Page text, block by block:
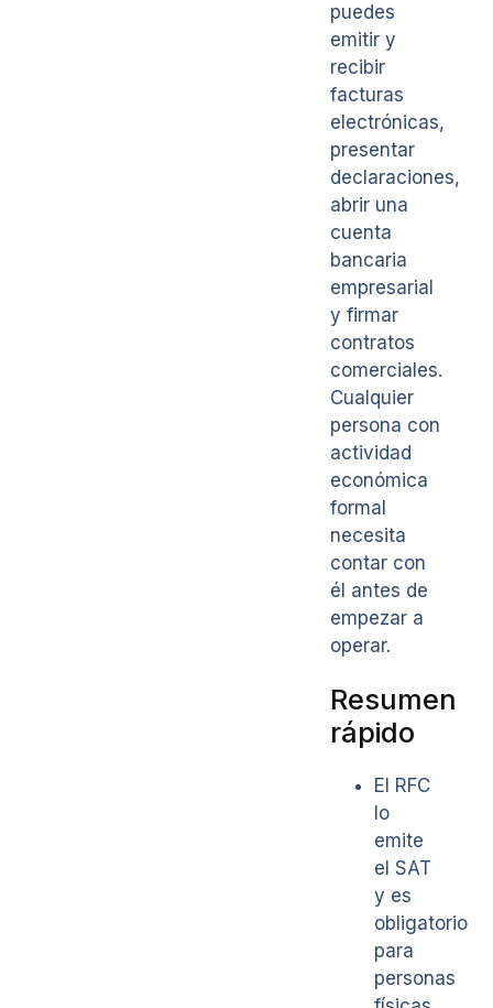
puedes
emitir y
recibir
facturas
electrónicas,
presentar
declaraciones,
abrir una
cuenta
bancaria
empresarial
y firmar
contratos
comerciales.
Cualquier
persona con
actividad
económica
formal
necesita
contar con
él antes de
empezar a
operar.
Resumen
rápido
El RFC
lo
emite
el SAT
y es
obligatorio
para
personas